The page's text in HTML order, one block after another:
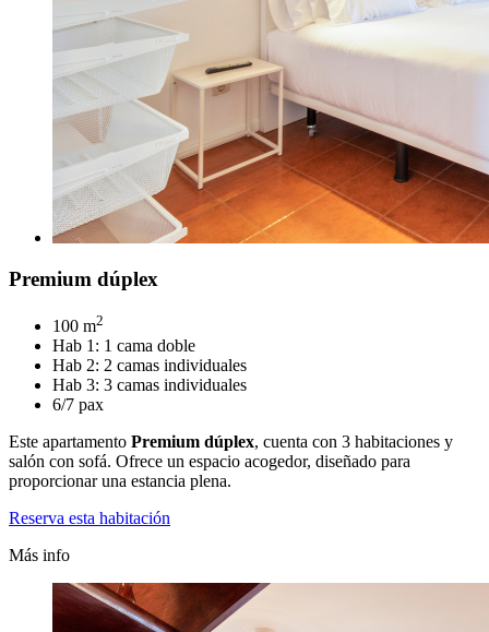
Premium dúplex
100 m2
Hab 1: 1 cama doble
Hab 2: 2 camas individuales
Hab 3: 3 camas individuales
6/7 pax
Este apartamento Premium dúplex, cuenta con 3 habitaciones y
salón con sofá. Ofrece un espacio acogedor, diseñado para
proporcionar una estancia plena.
Reserva esta habitación
Más info